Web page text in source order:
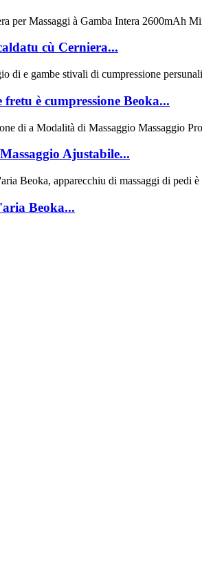
cù Cerniera...
è cumpressione Beoka...
Ajustabile...
Beoka...